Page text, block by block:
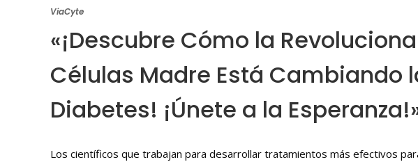
ViaCyte
«¡Descubre Cómo la
Células Madre Está Cambiando
Diabetes! ¡Únete a la
Los científicos que trabajan para desarrollar tratamientos más efectivos